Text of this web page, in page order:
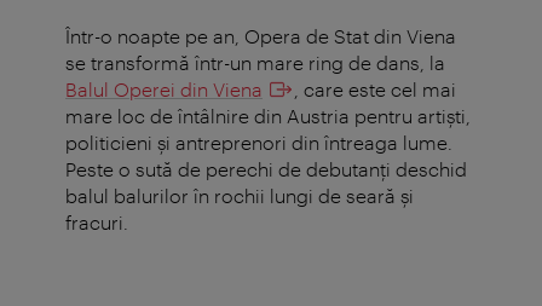
Într-o noapte pe an, Opera de Stat din Viena
se transformă într-un mare ring de dans, la
Balul Operei din Viena
, care este cel mai
mare loc de întâlnire din Austria pentru artişti,
politicieni şi antreprenori din întreaga lume.
Peste o sută de perechi de debutanţi deschid
balul balurilor în rochii lungi de seară şi
fracuri.